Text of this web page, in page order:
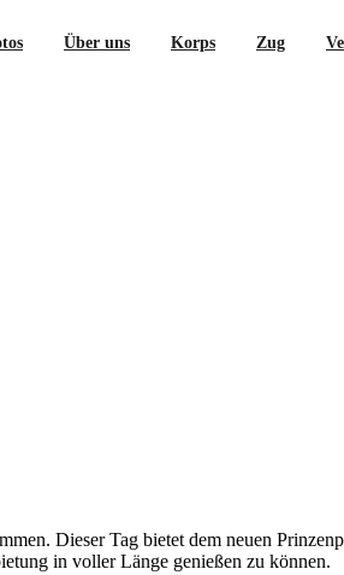
Über uns Korps Zug
Dieser Tag bietet dem neuen
in voller Länge genießen zu können.